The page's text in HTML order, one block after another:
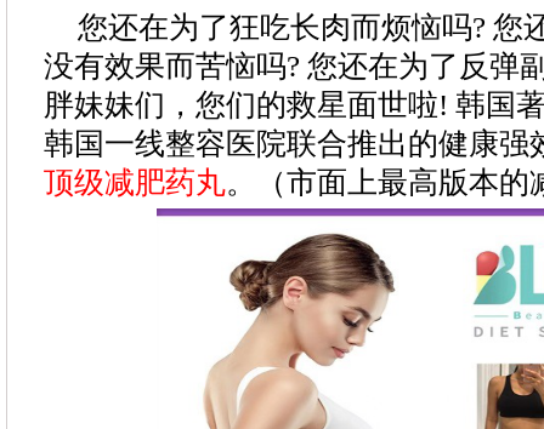
您还在为了狂吃长肉而烦恼吗? 您
没有效果而苦恼吗? 您还在为了反弹
胖妹妹们，您们的救星面世啦! 韩国
韩国一线整容医院联合推出的健康
顶级减肥药丸。（市面上最高版本的